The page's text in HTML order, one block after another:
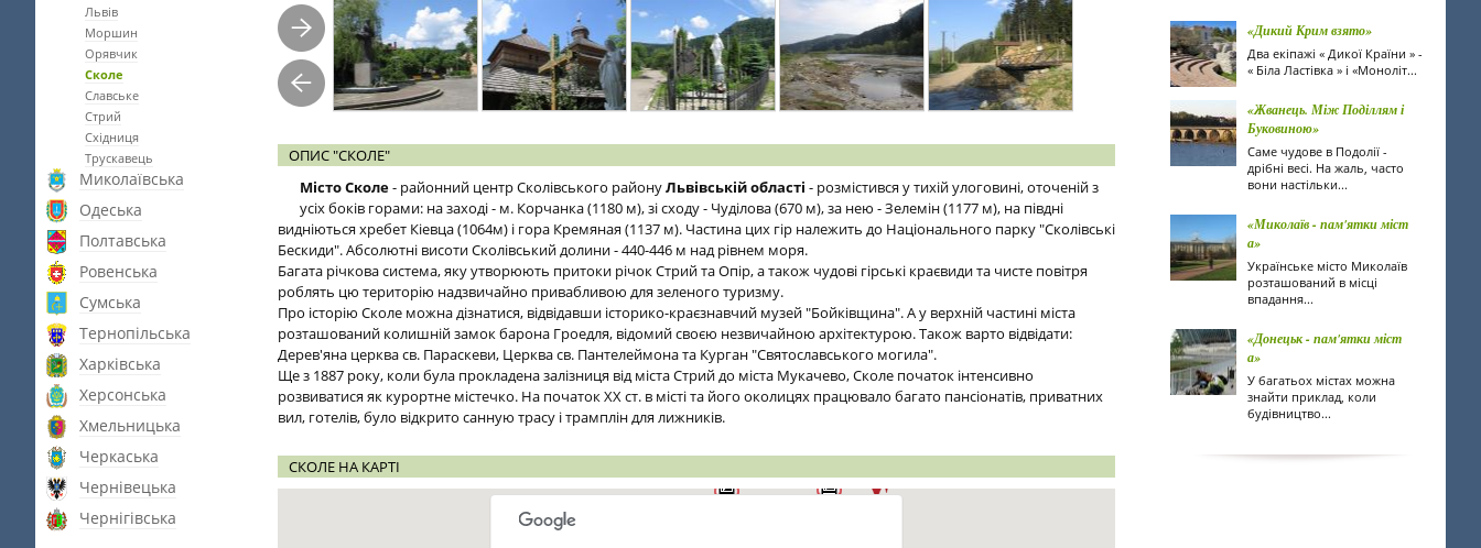
Львів
Моршин
Орявчик
Сколе
Славське
Стрий
Східниця
Трускавець
Миколаївська
Одеська
Полтавська
Ровенська
Сумська
Тернопільська
Харківська
Херсонська
Хмельницька
Черкаська
Чернівецька
Чернігівська
ОПИС "СКОЛЕ"
Місто Сколе- районний центр Сколівського районуЛьвівській області - розмістився у тихій улоговині, оточеній з
усіх боків горами: на заході - м. Корчанка (1180 м), зі сходу - Чуділова (670 м), за нею - Зелемін (1177 м), на півдні
видніються хребет Кіевца (1064м) і гора Кремяная (1137 м). Частина цих гір належить до Національного парку "Сколівські
Бескиди". Абсолютні висоти Сколівський долини - 440-446 м над рівнем моря.
Багата річкова система, яку утворюють притоки річок Стрий та Опір, а також чудові гірські краєвиди та чисте повітря
роблять цю територію надзвичайно привабливою для зеленого туризму.
Про історію Сколе можна дізнатися, відвідавши історико-краєзнавчий музей "Бойківщина". А у верхній частині міста
розташований колишній замок барона Гроедля, відомий своєю незвичайною архітектурою. Також варто відвідати:
Дерев'яна церква св. Параскеви, Церква св. Пантелеймона та Курган "Святославського могила".
Ще з 1887 року, коли була прокладена залізниця від міста Стрий до міста Мукачево, Сколе початок інтенсивно
розвиватися як курортне містечко. На початок XX ст. в місті та його околицях працювало багато пансіонатів, приватних
вил, готелів, було відкрито санную трасу і трамплін для лижників.
СКОЛЕ НА КАРТІ
«Дикий Крим взято»
Два екіпажі « Дикої Країни » -
« Біла Ластівка » і «Моноліт...
«Жванець. Між Поділлям і
Буковиною»
Саме чудове в Подолії -
дрібні весі. На жаль, часто
вони настільки...
«Миколаїв - пам'ятки міст
а»
Українське місто Миколаїв
розташований в місці
впадання...
«Донецьк - пам'ятки міст
а»
У багатьох містах можна
знайти приклад, коли
будівництво...